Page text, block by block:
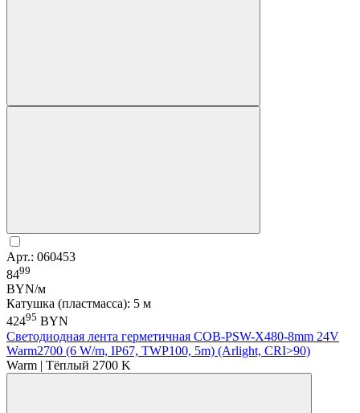
Арт.: 060453
8499
BYN/м
Катушка (пластмасса): 5 м
42495 BYN
Светодиодная лента герметичная COB-PSW-X480-8mm 24V
Warm2700 (6 W/m, IP67, TWP100, 5m) (Arlight, CRI>90)
Warm | Тёплый 2700 K